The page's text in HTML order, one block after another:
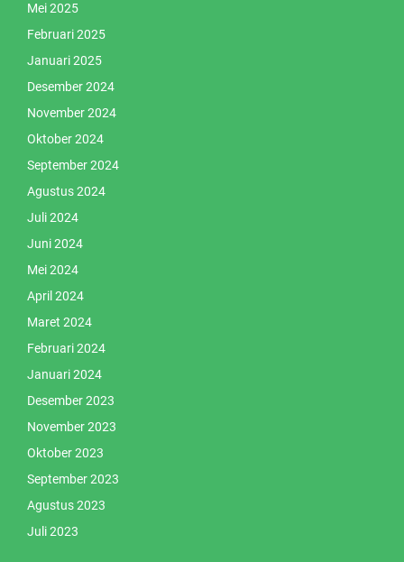
Mei 2025
Februari 2025
Januari 2025
Desember 2024
November 2024
Oktober 2024
September 2024
Agustus 2024
Juli 2024
Juni 2024
Mei 2024
April 2024
Maret 2024
Februari 2024
Januari 2024
Desember 2023
November 2023
Oktober 2023
September 2023
Agustus 2023
Juli 2023